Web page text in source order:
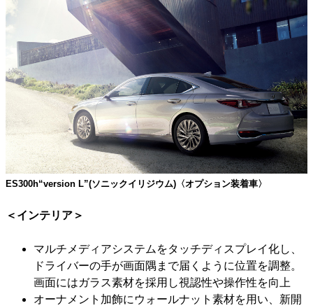
ES300h“version L”(ソニックイリジウム)〈オプション装着車〉
＜インテリア＞
マルチメディアシステムをタッチディスプレイ化し、
ドライバーの手が画面隅まで届くように位置を調整。
画面にはガラス素材を採用し視認性や操作性を向上
オーナメント加飾にウォールナット素材を用い、新開